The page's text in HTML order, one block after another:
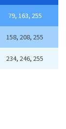
79, 163, 255
158, 208, 255
234, 246, 255